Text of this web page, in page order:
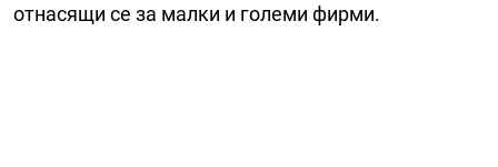
отнасящи се за малки и големи фирми.